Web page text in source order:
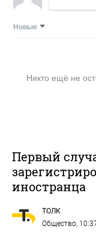
Новые
Никто ещё не
Первый
иностранца
ТОЛК
Общество ,